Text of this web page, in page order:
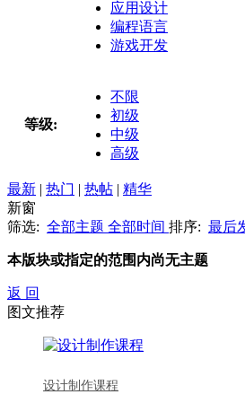
应用设计
编程语言
游戏开发
等级:
不限
初级
中级
高级
最新 | 热门 | 热帖 | 精华
新窗
筛选: 全部主题 全部时间 排序: 最后
本版块或指定的范围内尚无主题
返 回
图文推荐
设计制作课程